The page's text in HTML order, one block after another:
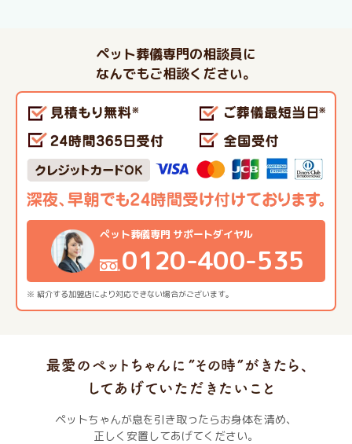
ペット葬儀専門の相談員に
なんでもご相談ください。
※ 紹介する加盟店により対応できない場合がございます。
ペット葬儀専門 サポートダイヤル
0120-400-535
ペットちゃんが息を引き取ったらお身体を清め、
正しく安置してあげてください。